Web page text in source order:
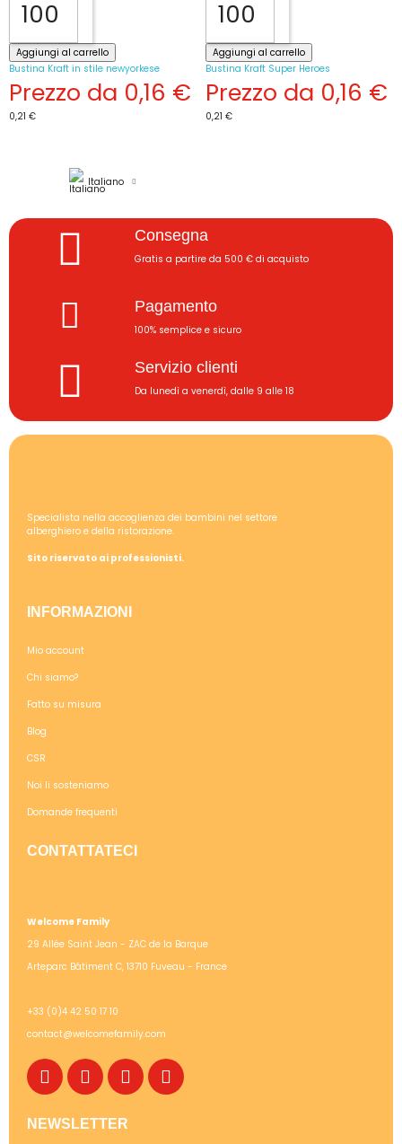
Aggiungi al carrello
Bustina Kraft in stile newyorkese
Prezzo da 0,16 €
0,21 €
Aggiungi al carrello
Bustina Kraft Super Heroes
Prezzo da 0,16 €
0,21 €
Italiano
Consegna
Gratis a partire da 500 € di acquisto
Pagamento
100% semplice e sicuro
Servizio clienti
Da lunedì a venerdì, dalle 9 alle 18
Specialista nella accoglienza dei bambini nel settore
alberghiero e della ristorazione.
Sito riservato ai professionisti.
INFORMAZIONI
Mio account
Chi siamo?
Fatto su misura
Blog
CSR
Noi li sosteniamo
Domande frequenti
CONTATTATECI
Welcome Family
29 Allée Saint Jean - ZAC de la Barque
Arteparc Bâtiment C, 13710 Fuveau - France
+33 (0)4 42 50 17 10
contact@welcomefamily.com
NEWSLETTER